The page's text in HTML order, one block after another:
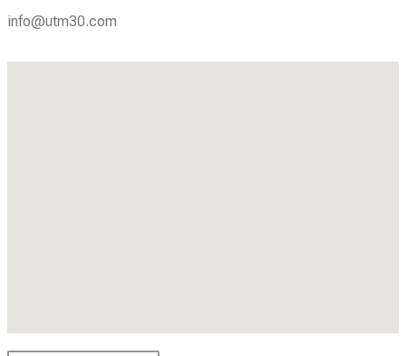
info@utm30.com